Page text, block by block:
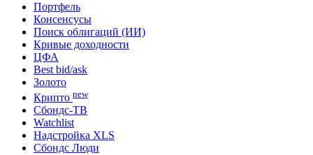
Портфель
Консенсусы
Поиск облигаций (ИИ)
Кривые доходности
ЦФА
Best bid/ask
Золото
Крипто new
Сбондс-ТВ
Watchlist
Надстройка XLS
Сбондс Люди